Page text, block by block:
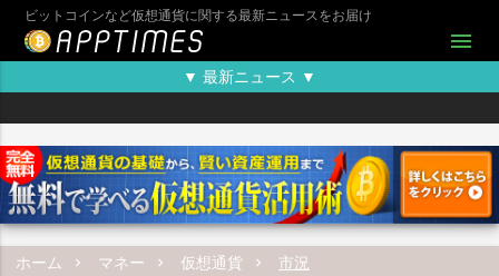
ビットコインなど仮想通貨に関する最新ニュースをお届け
menu
▼ 最新ニュース ▼
ホーム マネー 仮想通貨 市況